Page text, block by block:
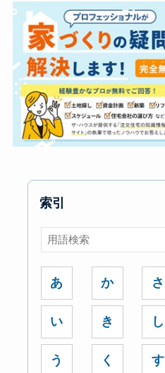
索引
あ
い
う
か
き
く
さ
し
す